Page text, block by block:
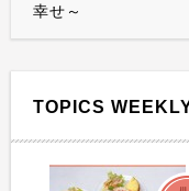
幸せ～
TOPICS